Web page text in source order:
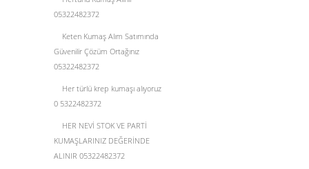
05322482372
Keten Kumaş Alım Satımında
Güvenilir Çözüm Ortağınız
05322482372
Her türlü krep kumaşı alıyoruz
0 5322482372
HER NEVİ STOK VE PARTİ
KUMAŞLARINIZ DEĞERİNDE
ALINIR 05322482372